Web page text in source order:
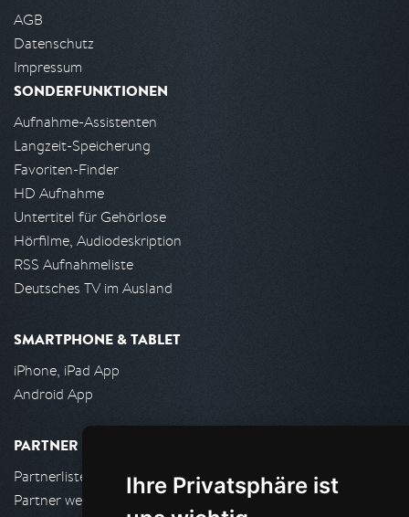
Ihre Privatsphäre ist
AGB
Datenschutz
Impressum
SONDERFUNKTIONEN
Aufnahme-Assistenten
Langzeit-Speicherung
Favoriten-Finder
HD Aufnahme
Untertitel für Gehörlose
Hörfilme, Audiodeskription
RSS Aufnahmeliste
Deutsches TV im Ausland
SMARTPHONE & TABLET
iPhone, iPad App
Android App
PARTNER
Partnerliste
Partner werden